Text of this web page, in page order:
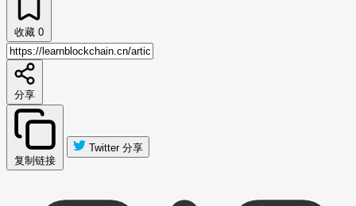
收藏 0
分享
复制链接
Twitter 分享